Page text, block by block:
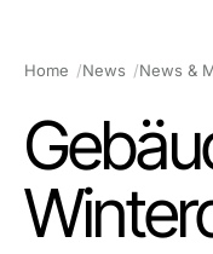
Home News News &